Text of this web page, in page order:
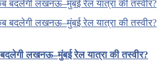
लखनऊ–मुंबई रेल यात्रा की तस्वीर?